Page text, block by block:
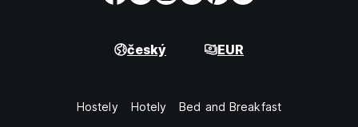
český EUR
Hostely Hotely Bed and Breakfast